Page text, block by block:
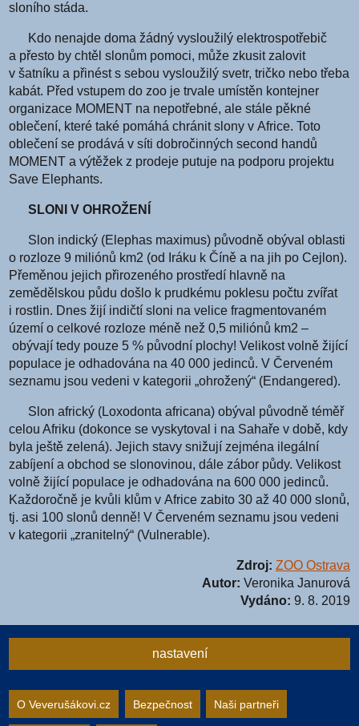
sloního stáda.
Kdo nenajde doma žádný vysloužilý elektrospotřebič
a přesto by chtěl slonům pomoci, může zkusit zalovit
v šatníku a přinést s sebou vysloužilý svetr, tričko nebo třeba
kabát. Před vstupem do zoo je trvale umístěn kontejner
organizace MOMENT na nepotřebné, ale stále pěkné
oblečení, které také pomáhá chránit slony v Africe. Toto
oblečení se prodává v síti dobročinných second handů
MOMENT a výtěžek z prodeje putuje na podporu projektu
Save Elephants.
SLONI V OHROŽENÍ
Slon indický (Elephas maximus) původně obýval oblasti
o rozloze 9 miliónů km2 (od Iráku k Číně a na jih po Cejlon).
Přeměnou jejich přirozeného prostředí hlavně na
zemědělskou půdu došlo k prudkému poklesu počtu zvířat
i rostlin. Dnes žijí indičtí sloni na velice fragmentovaném
území o celkové rozloze méně než 0,5 miliónů km2 –
obývají tedy pouze 5 % původní plochy! Velikost volně žijící
populace je odhadována na 40 000 jedinců. V Červeném
seznamu jsou vedeni v kategorii „ohrožený“ (Endangered).
Slon africký (Loxodonta africana) obýval původně téměř
celou Afriku (dokonce se vyskytoval i na Sahaře v době, kdy
byla ještě zelená). Jejich stavy snižují zejména ilegální
zabíjení a obchod se slonovinou, dále zábor půdy. Velikost
volně žijící populace je odhadována na 600 000 jedinců.
Každoročně je kvůli klům v Africe zabito 30 až 40 000 slonů,
tj. asi 100 slonů denně! V Červeném seznamu jsou vedeni
v kategorii „zranitelný“ (Vulnerable).
Zdroj: ZOO Ostrava
Autor: Veronika Janurová
Vydáno: 9. 8. 2019
nastavení
Nastavení webu
O Veverušákovi.cz Bezpečnost Naši partneři